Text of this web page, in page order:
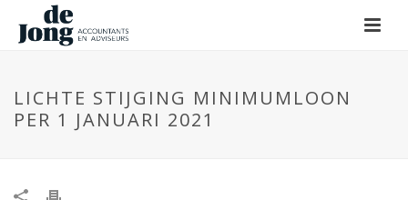
LICHTE STIJGING MINIMUMLOON
PER 1 JANUARI 2021